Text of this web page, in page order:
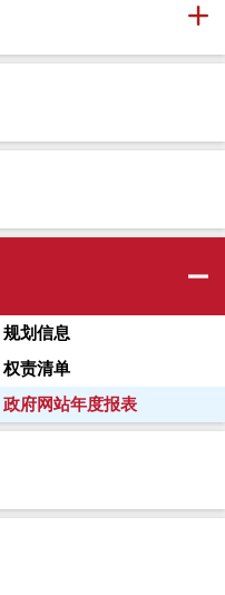
规划信息
权责清单
政府网站年度报表